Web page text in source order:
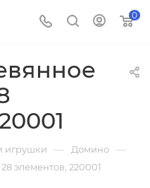
0
игрушки — Домино —
элементов, 220001